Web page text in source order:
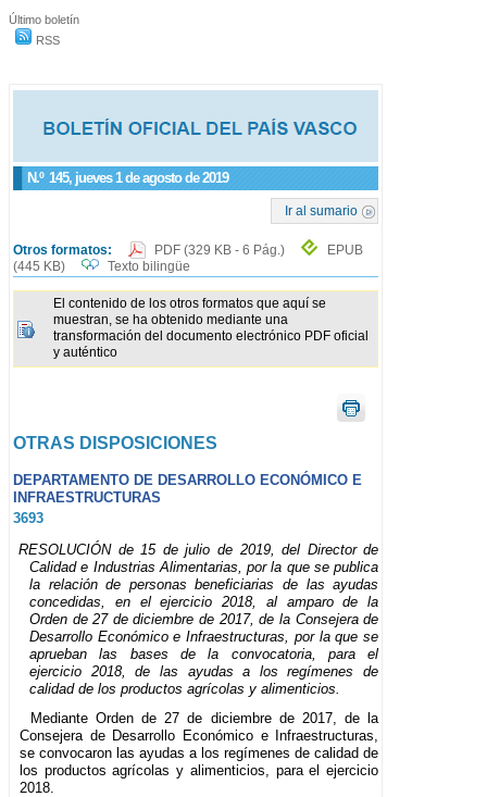
Último boletín
RSS
N.º 145, jueves 1 de agosto de 2019
Ir al sumario
Otros formatos: PDF (329 KB - 6 Pág.)
EPUB
(445 KB)
Texto bilingüe
El contenido de los otros formatos que aquí se
muestran, se ha obtenido mediante una
transformación del documento electrónico PDF oficial
y auténtico
OTRAS DISPOSICIONES
DEPARTAMENTO DE DESARROLLO ECONÓMICO E
INFRAESTRUCTURAS
3693
RESOLUCIÓN de 15 de julio de 2019, del Director de
Calidad e Industrias Alimentarias, por la que se publica
la relación de personas beneficiarias de las ayudas
concedidas, en el ejercicio 2018, al amparo de la
Orden de 27 de diciembre de 2017, de la Consejera de
Desarrollo Económico e Infraestructuras, por la que se
aprueban las bases de la convocatoria, para el
ejercicio 2018, de las ayudas a los regímenes de
calidad de los productos agrícolas y alimenticios.
Mediante Orden de 27 de diciembre de 2017, de la
Consejera de Desarrollo Económico e Infraestructuras,
se convocaron las ayudas a los regímenes de calidad de
los productos agrícolas y alimenticios, para el ejercicio
2018.